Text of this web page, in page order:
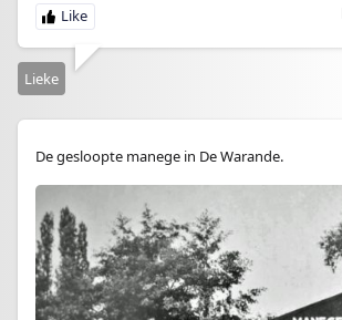
Lieke
De gesloopte manege in De Warande.